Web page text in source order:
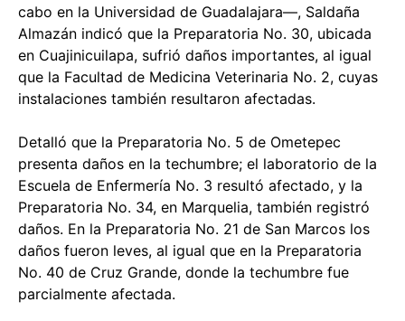
cabo en la Universidad de Guadalajara—, Saldaña
Almazán indicó que la Preparatoria No. 30, ubicada
en Cuajinicuilapa, sufrió daños importantes, al igual
que la Facultad de Medicina Veterinaria No. 2, cuyas
instalaciones también resultaron afectadas.
Detalló que la Preparatoria No. 5 de Ometepec
presenta daños en la techumbre; el laboratorio de la
Escuela de Enfermería No. 3 resultó afectado, y la
Preparatoria No. 34, en Marquelia, también registró
daños. En la Preparatoria No. 21 de San Marcos los
daños fueron leves, al igual que en la Preparatoria
No. 40 de Cruz Grande, donde la techumbre fue
parcialmente afectada.